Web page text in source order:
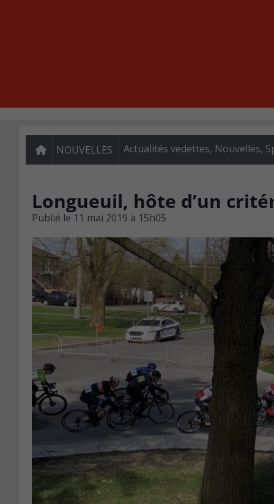
NOUVELLES Actualités vedettes, Nouvelles,
Longueuil, hôte d’un
Publié le 11 mai 2019 à 15h05